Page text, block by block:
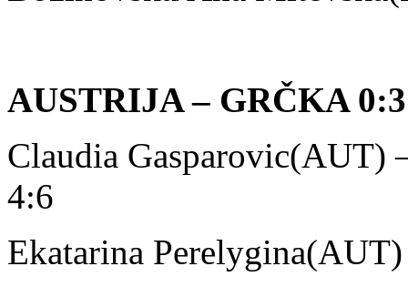
AUSTRIJA – GRČKA 0:3
Claudia Gasparovic(AUT)
4:6
Ekatarina